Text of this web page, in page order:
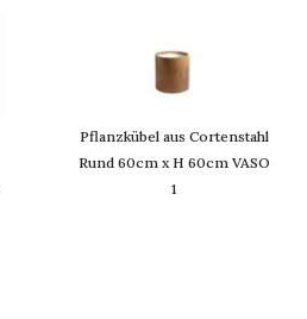
Pflanzkübel aus Cortenstahl
Rund 60cm x H 60cm VASO
1